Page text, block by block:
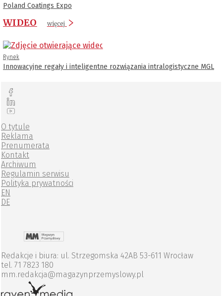
Poland Coatings Expo
WIDEO więcej
Rynek
Innowacyjne regały i inteligentne rozwiązania intralogistyczne MGL
O tytule
Reklama
Prenumerata
Kontakt
Archiwum
Regulamin serwisu
Polityka prywatności
EN
DE
Redakcje i biura: ul. Strzegomska 42AB 53-611 Wrocław
tel. 71 7823 180
mm.redakcja@magazynprzemyslowy.pl